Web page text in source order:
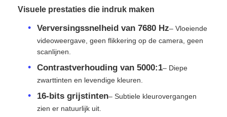
Kwaliteitscontrole
Neem contact met ons op
Nieuws
Gevallen
Visuele prestaties die indruk maken
Verversingssnelheid van 7680 Hz– Vloeiende
videoweergave, geen flikkering op de camera, geen
scanlijnen.
Contrastverhouding van 5000:1– Diepe
zwarttinten en levendige kleuren.
16-bits grijstinten– Subtiele kleurovergangen
zien er natuurlijk uit.